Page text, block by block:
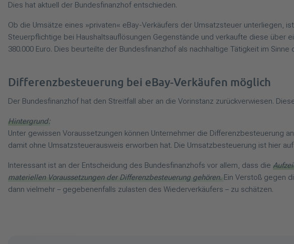
Dies hat aktuell der Bundesfinanzhof entschieden.
Ob die Umsätze eines »privaten« eBay-Verkäufers der Umsatzsteuer unterliegen,
Steuerpflichtige bei Haushaltsauflösungen Gegenstände und verkaufte diese über
380.000 Euro. Dies beurteilte der Bundesfinanzhof als nachhaltige Tätigkeit im
Differenzbesteuerung bei eBay-Verkäufen möglich
Der Bundesfinanzhof hat den Streitfall aber an die Vorinstanz zurückverwiesen.
Hintergrund:
Unter gewissen Voraussetzungen können Unternehmer die Differenzbesteuerung
damit ohne Umsatzsteuer­ausweis erworben hat. Die Umsatzbesteuerung ist hier
Interessant ist an der Entscheidung des Bundesfinanzhofs vor allem, dass die
materiellen Voraussetzungen der Differenzbesteuerung gehören. Ein Verstoß gegen
dann vielmehr – gegebenenfalls zulasten des Wiederverkäufers – zu schätzen.